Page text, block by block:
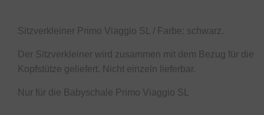
Sitzverkleiner Primo Viaggio SL / Farbe: schwarz.
Der Sitzverkleiner wird zusammen mit dem Bezug für die
Kopfstütze geliefert. Nicht einzeln lieferbar.
Nur für die Babyschale Primo Viaggio SL